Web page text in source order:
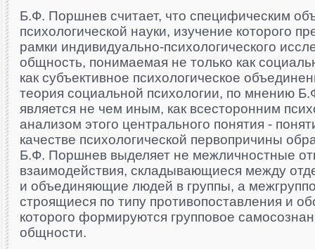
Б.Ф. Поршнев считает, что специфическим
психологической науки, изучение которого
рамки индивидуально-психологического
общность, понимаемая не только как
как субъективное психологическое
теория социальной психологии, по мнению
является не чем иным, как всесторонним
анализом этого центрального понятия -
качестве психологической первопричины
Б.Ф. Поршнев выделяет не межличностные
взаимодействия, складывающиеся между
и объединяющие людей в группы, а
строящиеся по типу противопоставления и
которого формируются групповое
общности.